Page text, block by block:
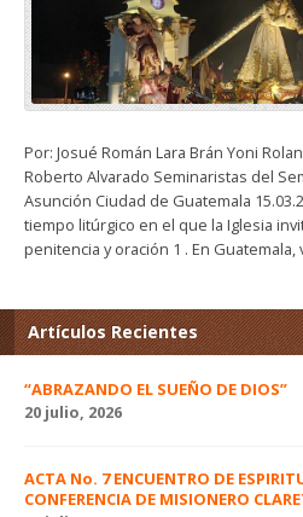
Por: Josué Román Lara Brán Yoni
Roberto Alvarado Seminaristas del
Asunción Ciudad de Guatemala
tiempo litúrgico en el que la Iglesia
penitencia y oración 1 . En
Artículos Recientes
“ABRAZANDO EL SUEÑO DE DIOS”
20 julio, 2026
ACTA No. 7 ENCUENTRO DE
CONFERENCIA DE MISIONERO